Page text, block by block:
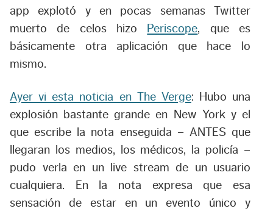
app explotó y en pocas semanas Twitter
muerto de celos hizo
Periscope, que es
básicamente otra aplicación que hace lo
mismo.
Ayer vi esta noticia en The Verge: Hubo una
explosión bastante grande en New York y el
que escribe la nota enseguida – ANTES que
llegaran los medios, los médicos, la policía –
pudo verla en un live stream de un usuario
cualquiera. En la nota expresa que esa
sensación de estar en un evento único y